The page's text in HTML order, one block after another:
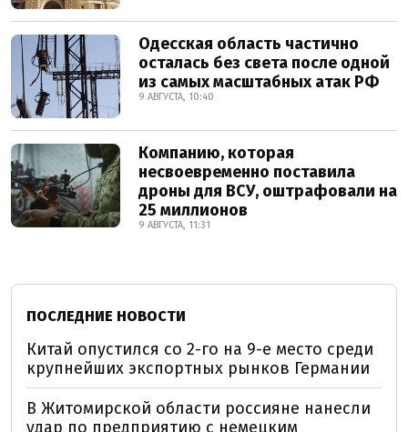
Одесская область частично
осталась без света после одной
из самых масштабных атак РФ
9 АВГУСТА, 10:40
Компанию, которая
несвоевременно поставила
дроны для ВСУ, оштрафовали на
25 миллионов
9 АВГУСТА, 11:31
ПОСЛЕДНИЕ НОВОСТИ
Китай опустился со 2-го на 9-е место среди
крупнейших экспортных рынков Германии
В Житомирской области россияне нанесли
удар по предприятию с немецким